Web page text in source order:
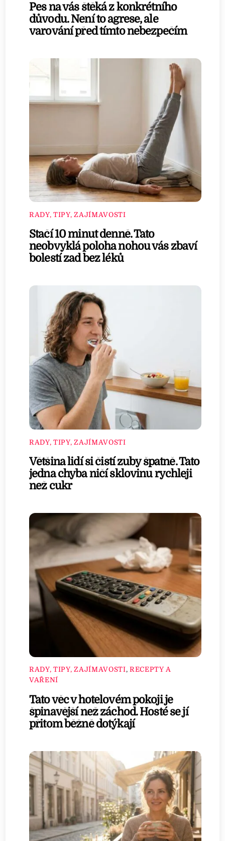
Pes na vás štěká z konkrétního
důvodu. Není to agrese, ale
varování před tímto nebezpečím
RADY, TIPY, ZAJÍMAVOSTI
Stačí 10 minut denně. Tato
neobvyklá poloha nohou vás zbaví
bolestí zad bez léků
RADY, TIPY, ZAJÍMAVOSTI
Většina lidí si čistí zuby špatně. Tato
jedna chyba ničí sklovinu rychleji
než cukr
RADY, TIPY, ZAJÍMAVOSTI, RECEPTY A
VAŘENÍ
Tato věc v hotelovém pokoji je
špinavější než záchod. Hosté se jí
přitom běžně dotýkají